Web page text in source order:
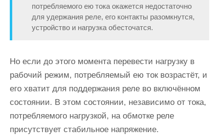
потребляемого ею тока окажется недостаточно
для удержания реле, его контакты разомкнутся,
устройство и нагрузка обесточатся.
Но если до этого момента перевести нагрузку в
рабочий режим, потребляемый ею ток возрастёт, и
его хватит для поддержания реле во включённом
состоянии. В этом состоянии, независимо от тока,
потребляемого нагрузкой, на обмотке реле
присутствует стабильное напряжение.